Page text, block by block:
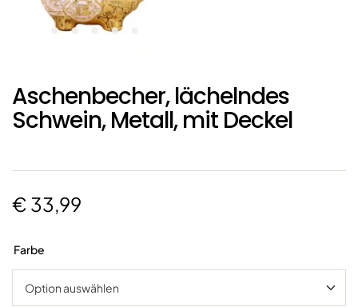
Aschenbecher, lächelndes
Schwein, Metall, mit Deckel
€ 33,99
Farbe